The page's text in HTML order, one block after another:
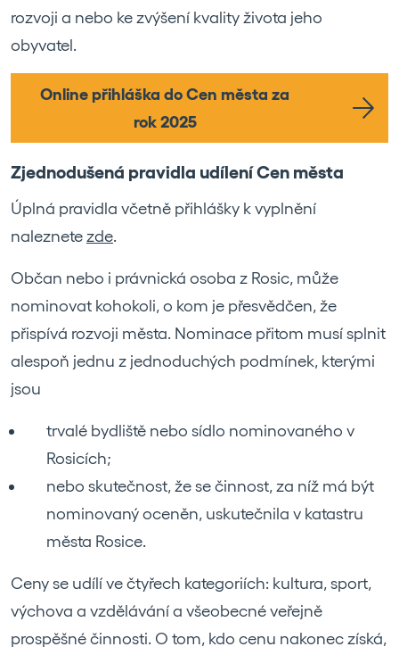
rozvoji a nebo ke zvýšení kvality života jeho
obyvatel.
Online přihláška do Cen města za
rok 2025
Zjednodušená pravidla udílení Cen města
Úplná pravidla včetně přihlášky k vyplnění
naleznete zde.
Občan nebo i právnická osoba z Rosic, může
nominovat kohokoli, o kom je přesvědčen, že
přispívá rozvoji města. Nominace přitom musí splnit
alespoň jednu z jednoduchých podmínek, kterými
jsou
trvalé bydliště nebo sídlo nominovaného v
Rosicích;
nebo skutečnost, že se činnost, za níž má být
nominovaný oceněn, uskutečnila v katastru
města Rosice.
Ceny se udílí ve čtyřech kategoriích: kultura, sport,
výchova a vzdělávání a všeobecné veřejně
prospěšné činnosti. O tom, kdo cenu nakonec získá,